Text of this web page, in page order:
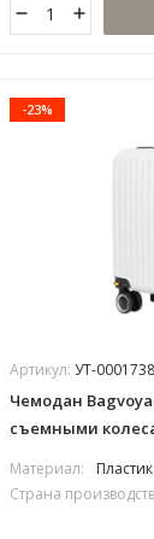
-23%
Артикул: УТ-
Чемодан
съемными
Материал:
Пластик
Страна